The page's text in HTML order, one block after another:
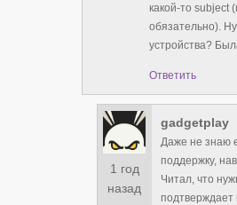
какой-то subject
обязательно).
устройства?
Ответить
1 год
назад
gadgetplay
Даже не знаю
поддержку,
Читал, что
подтверждает